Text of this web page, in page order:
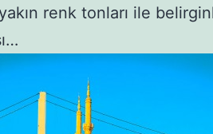
renk tonları ile